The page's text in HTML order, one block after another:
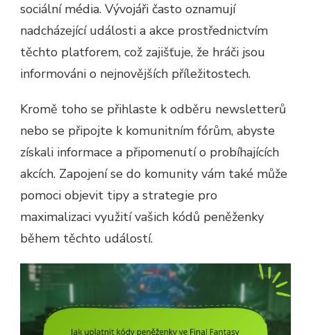
sociální média. Vývojáři často oznamují
nadcházející události a akce prostřednictvím
těchto platforem, což zajišťuje, že hráči jsou
informováni o nejnovějších příležitostech.
Kromě toho se přihlaste k odběru newsletterů
nebo se připojte k komunitním fórům, abyste
získali informace a připomenutí o probíhajících
akcích. Zapojení se do komunity vám také může
pomoci objevit tipy a strategie pro
maximalizaci využití vašich kódů peněženky
během těchto událostí.